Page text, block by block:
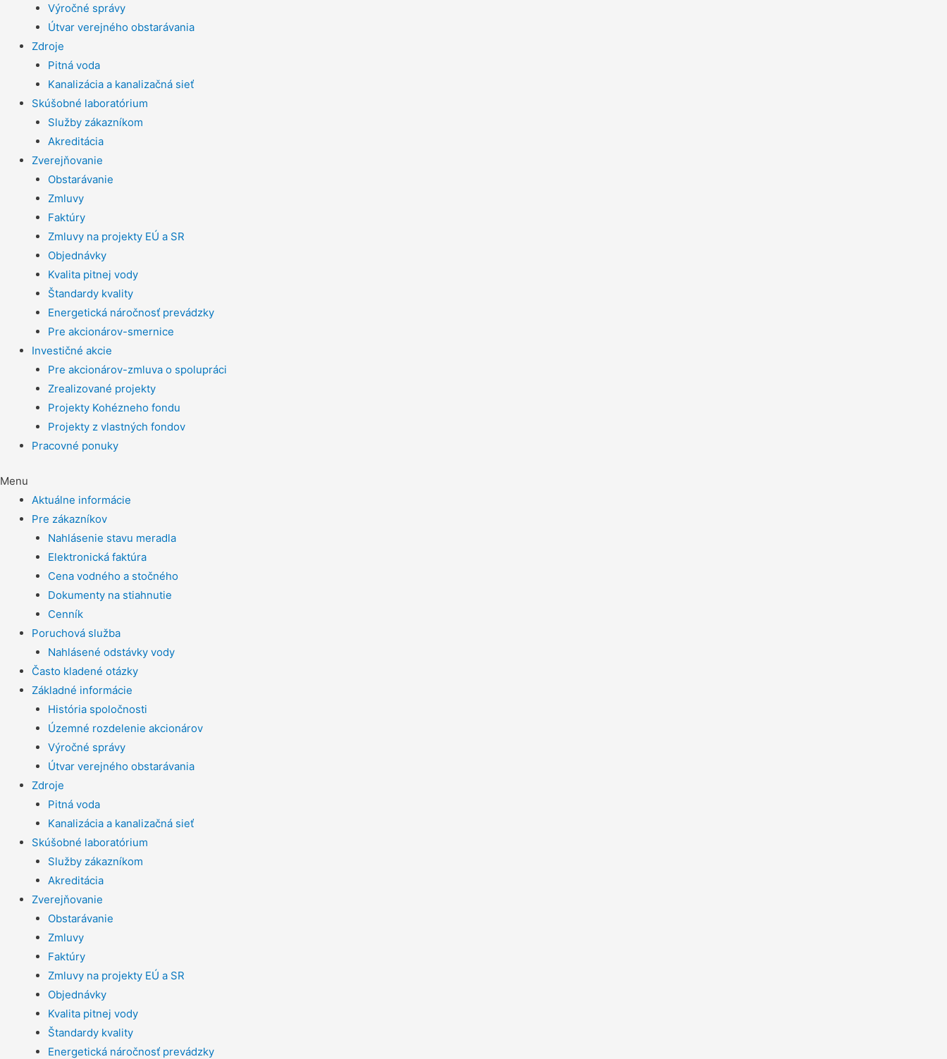
Výročné správy
Útvar verejného obstarávania
Zdroje
Pitná voda
Kanalizácia a kanalizačná sieť
Skúšobné laboratórium
Služby zákazníkom
Akreditácia
Zverejňovanie
Obstarávanie
Zmluvy
Faktúry
Zmluvy na projekty EÚ a SR
Objednávky
Kvalita pitnej vody
Štandardy kvality
Energetická náročnosť prevádzky
Pre akcionárov-smernice
Investičné akcie
Pre akcionárov-zmluva o spolupráci
Zrealizované projekty
Projekty Kohézneho fondu
Projekty z vlastných fondov
Pracovné ponuky
Menu
Aktuálne informácie
Pre zákazníkov
Nahlásenie stavu meradla
Elektronická faktúra
Cena vodného a stočného
Dokumenty na stiahnutie
Cenník
Poruchová služba
Nahlásené odstávky vody
Často kladené otázky
Základné informácie
História spoločnosti
Územné rozdelenie akcionárov
Výročné správy
Útvar verejného obstarávania
Zdroje
Pitná voda
Kanalizácia a kanalizačná sieť
Skúšobné laboratórium
Služby zákazníkom
Akreditácia
Zverejňovanie
Obstarávanie
Zmluvy
Faktúry
Zmluvy na projekty EÚ a SR
Objednávky
Kvalita pitnej vody
Štandardy kvality
Energetická náročnosť prevádzky